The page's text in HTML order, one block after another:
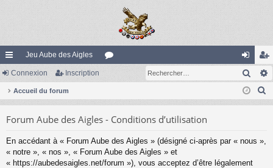
ac
co
s
Jeu Aube des Aigles
on
ne
ns
cri
Connexion Inscription
Accueil du forum
Forum Aube des Aigles - Conditions d’utilisation
En accédant à « Forum Aube des Aigles » (désigné ci-après par « nous »,
« notre », « nos », « Forum Aube des Aigles » et
« https://aubedesaigles.net/forum »), vous acceptez d’être légalement